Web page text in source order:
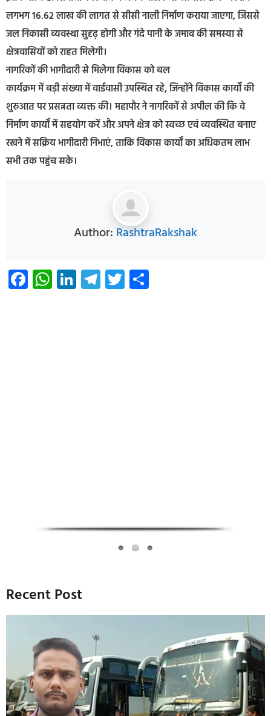
लगभग 16.62 लाख की लागत से सीसी नाली निर्माण कराया जाएगा, जिससे
जल निकासी व्यवस्था सुदृढ़ होगी और गंदे पानी के जमाव की समस्या से
क्षेत्रवासियों को राहत मिलेगी।
नागरिकों की भागीदारी से मिलेगा विकास को बल
कार्यक्रम में बड़ी संख्या में वार्डवासी उपस्थित रहे, जिन्होंने विकास कार्यों की
शुरुआत पर प्रसन्नता व्यक्त की। महापौर ने नागरिकों से अपील की कि वे
निर्माण कार्यों में सहयोग करें और अपने क्षेत्र को स्वच्छ एवं व्यवस्थित बनाए
रखने में सक्रिय भागीदारी निभाएं, ताकि विकास कार्यों का अधिकतम लाभ
सभी तक पहुंच सके।
Author: RashtraRakshak
Facebook
WhatsApp
LinkedIn
Telegram
Twitter
Recent Post